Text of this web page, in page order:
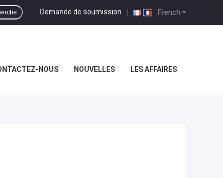
French
Demande de soumission |
NOUS NOUVELLES LES AFFAIRES